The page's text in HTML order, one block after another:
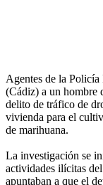
Agentes de la Policía
(Cádiz) a un hombre
delito de tráfico de
vivienda para el
de marihuana.
La investigación se
actividades ilícitas
apuntaban a que el